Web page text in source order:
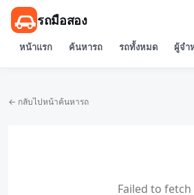
รถมือสอง
หน้าแรก ค้นหารถ รถทั้งหมด ผู้จำ
← กลับไปหน้าค้นหารถ
Failed to fetch